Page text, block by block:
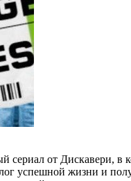
сериал от Дискавери,
успешной жизни и